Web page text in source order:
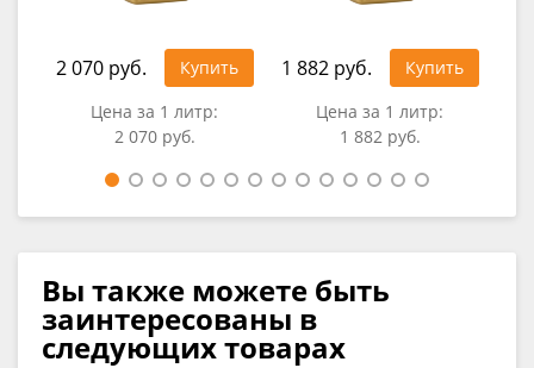
2 070 руб.
Купить
Цена за 1 литр:
2 070 руб.
1 882 руб.
Купить
Цена за 1 литр:
1 882 руб.
Вы также можете быть
заинтересованы в
следующих товарах